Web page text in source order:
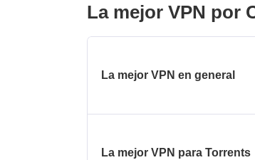
La mejor VPN por
La mejor VPN en general
La mejor VPN para Torrents